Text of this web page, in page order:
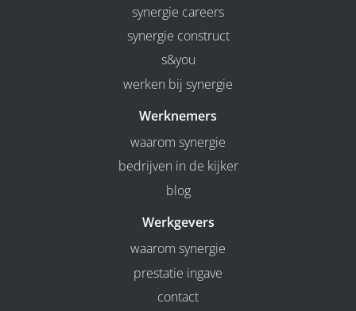
synergie careers
synergie construct
s&you
werken bij synergie
Werknemers
waarom synergie
bedrijven in de kijker
blog
Werkgevers
waarom synergie
prestatie ingave
contact